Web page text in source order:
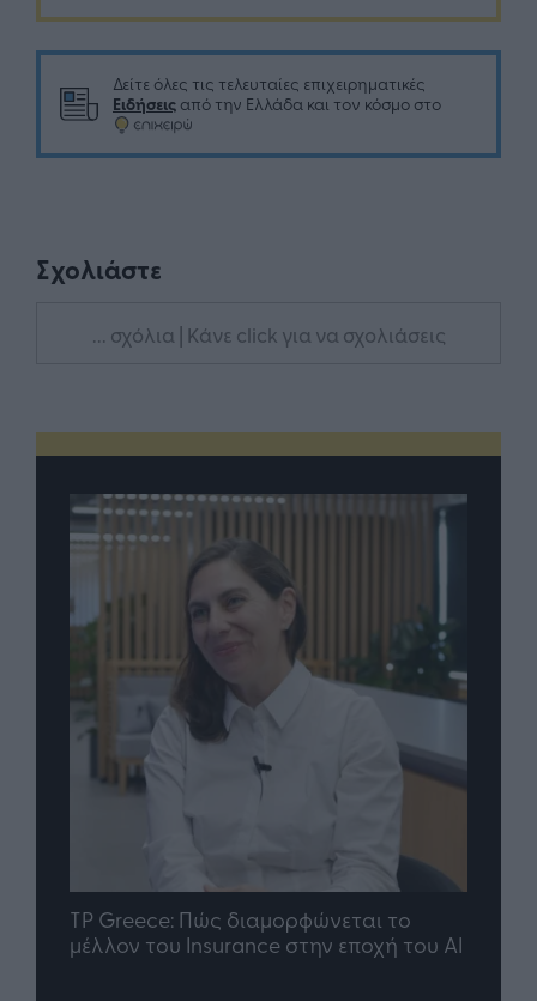
Δείτε όλες τις τελευταίες επιχειρηματικές
Ειδήσεις από την Ελλάδα και τον κόσμο στο
Σχολιάστε
... σχόλια | Κάνε click για να σχολιάσεις
TP Greece: Πώς διαμορφώνεται το
μέλλον του Insurance στην εποχή του AI